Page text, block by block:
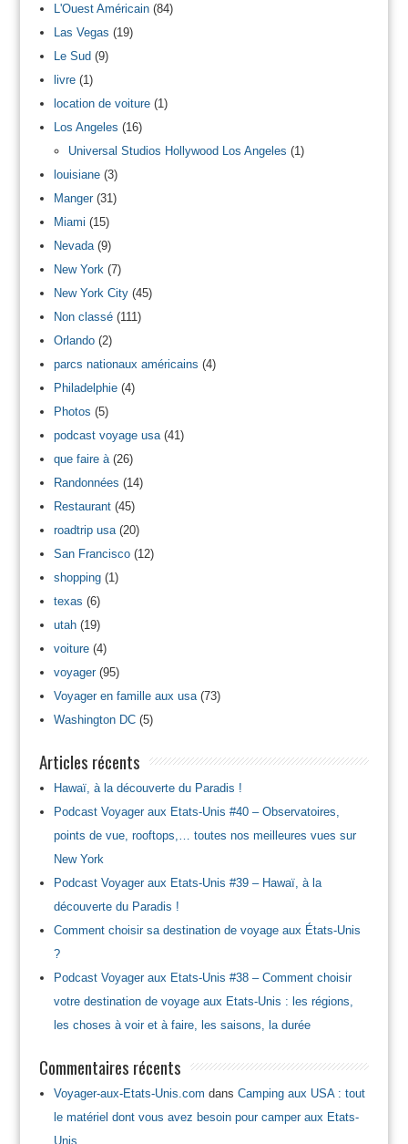
L'Ouest Américain(84)
Las Vegas (19)
Le Sud(9)
livre(1)
location de voiture(1)
Los Angeles (16)
Universal Studios Hollywood Los Angeles (1)
louisiane(3)
Manger(31)
Miami (15)
Nevada(9)
New York (7)
New York City(45)
Non classé(111)
Orlando(2)
parcs nationaux américains (4)
Philadelphie(4)
Photos (5)
podcast voyage usa(41)
que faire à(26)
Randonnées (14)
Restaurant(45)
roadtrip usa(20)
San Francisco(12)
shopping(1)
texas (6)
utah(19)
voiture(4)
voyager(95)
Voyager en famille aux usa(73)
Washington DC(5)
Articles récents
Hawaï, à la découverte du Paradis !
Podcast Voyager aux Etats-Unis #40 – Observatoires,
points de vue, rooftops,… toutes nos meilleures vues sur
New York
Podcast Voyager aux Etats-Unis #39 – Hawaï, à la
découverte du Paradis !
Comment choisir sa destination de voyage aux États-Unis
?
Podcast Voyager aux Etats-Unis #38 – Comment choisir
votre destination de voyage aux Etats-Unis : les régions,
les choses à voir et à faire, les saisons, la durée
Commentaires récents
Voyager-aux-Etats-Unis.com dans Camping aux USA : tout
le matériel dont vous avez besoin pour camper aux Etats-
Unis